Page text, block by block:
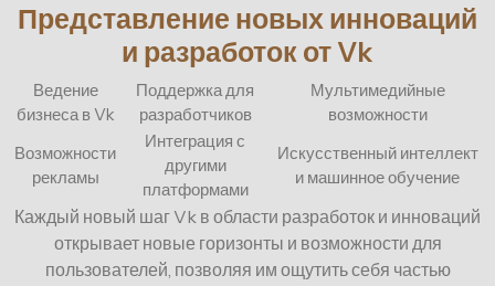
Представление новых инноваций
и разработок от Vk
Ведение
бизнеса в Vk
Поддержка для
разработчиков
Мультимедийные
возможности
Возможности
рекламы
Интеграция с
другими
платформами
Искусственный интеллект
и машинное обучение
Каждый новый шаг Vk в области разработок и инноваций
открывает новые горизонты и возможности для
пользователей, позволяя им ощутить себя частью